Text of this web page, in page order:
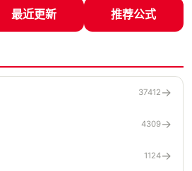
最近更新 推荐公式
37412 →
4309→
1124→